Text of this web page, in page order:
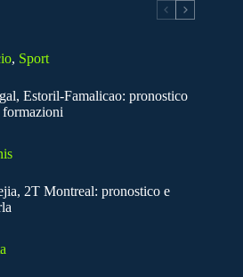
, Sport
Estoril-Famalicao: pronostico
2T Montreal: pronostico e